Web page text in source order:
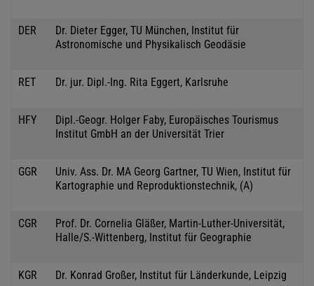
DER
Dr. Dieter Egger, TU München, Institut für
Astronomische und Physikalisch Geodäsie
RET Dr. jur. Dipl.-Ing. Rita Eggert, Karlsruhe
HFY
Dipl.-Geogr. Holger Faby, Europäisches Tourismus
Institut GmbH an der Universität Trier
GGR
Univ. Ass. Dr. MA Georg Gartner, TU Wien, Institut für
Kartographie und Reproduktionstechnik, (A)
CGR
Prof. Dr. Cornelia Gläßer, Martin-Luther-Universität,
Halle/S.-Wittenberg, Institut für Geographie
KGR Dr. Konrad Großer, Institut für Länderkunde, Leipzig